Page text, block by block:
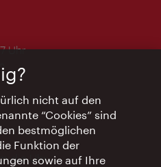
Uhr
die Uhr
nicht auf den
“Cookies” sind
bestmöglichen
Funktion der
sowie auf Ihre